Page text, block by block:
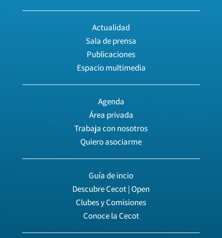
Actualidad
Sala de prensa
Publicaciones
Espacio multimedia
Agenda
Área privada
Trabaja con nosotros
Quiero asociarme
Guía de incio
Descubre Cecot | Open
Clubes y Comisiones
Conoce la Cecot